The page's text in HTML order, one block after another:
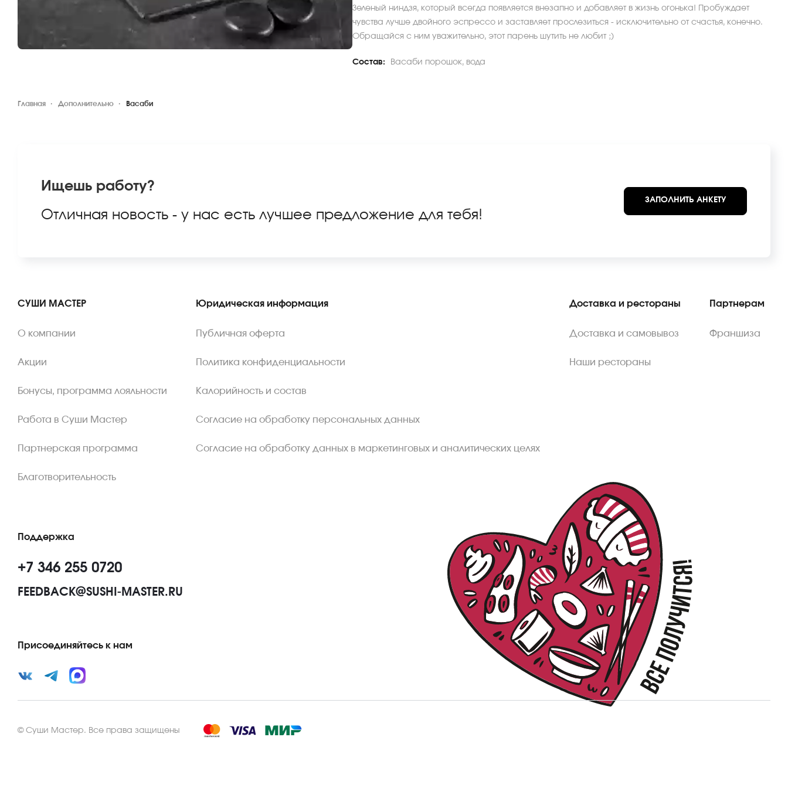
Зеленый ниндзя, который всегда появляется внезапно и добавляет в жизнь огонька! Пробуждает
чувства лучше двойного эспрессо и заставляет прослезиться - исключительно от счастья, конечно.
Обращайся с ним уважительно, этот парень шутить не любит ;)
Состав: Васаби порошок, вода
Главная Дополнительно Васаби
Ищешь работу?
Отличная новость - у нас есть лучшее предложение для тебя!
ЗАПОЛНИТЬ АНКЕТУ
СУШИ МАСТЕР
О компании
Акции
Бонусы, программа лояльности
Работа в Суши Мастер
Партнерская программа
Благотворительность
Юридическая информация
Публичная оферта
Политика конфиденциальности
Калорийность и состав
Согласие на обработку персональных данных
Согласие на обработку данных в маркетинговых и аналитических целях
Доставка и рестораны
Доставка и самовывоз
Наши рестораны
Партнерам
Франшиза
Поддержка
+7 346 255 0720
FEEDBACK@SUSHI-MASTER.RU
Присоединяйтесь к нам
© Суши Мастер. Все права защищены